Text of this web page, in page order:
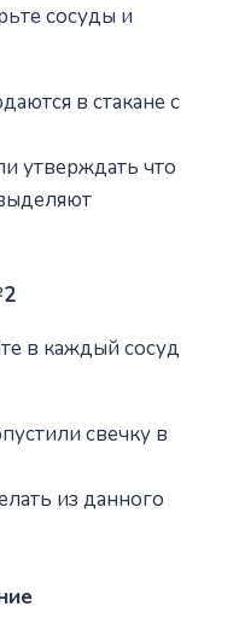
сосуды и
в стакане с
утверждать что
в каждый сосуд
свечку в
из данного